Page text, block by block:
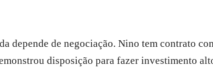
depende de negociação. Nino tem contrato
disposição para fazer investimento